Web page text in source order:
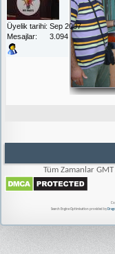
Üyelik tarihi Sep 2007
Mesajlar
3.094
Tüm Zamanlar
Search Engine Optimisation provided by